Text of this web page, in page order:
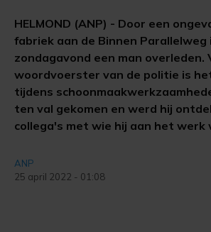
HELMOND (ANP) - Door een
fabriek aan de Binnen Parallelweg
zondagavond een man overleden.
woordvoerster van de politie is
tijdens
ten val gekomen en werd hij
collega's met wie hij aan het werk
ANP
25 april 2022 - 01:08